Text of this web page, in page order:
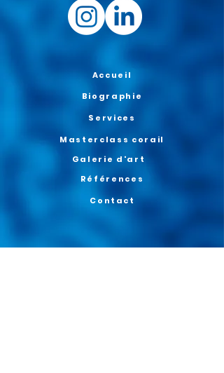
Accueil
Biographie
Services
Masterclass corail
Galerie d'art
Références
Contact